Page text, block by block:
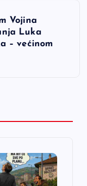
Vojina
Luka
– većinom